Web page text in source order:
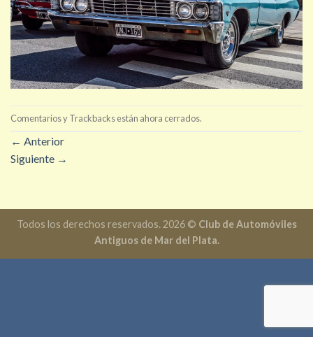
Comentarios y Trackbacks están ahora cerrados.
← Anterior
Siguiente →
Todos los derechos reservados. 2026 © Club de Automóviles
Antiguos de Mar del Plata.